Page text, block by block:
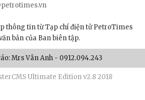
thông tin từ Tạp chí điện tử PetroTimes
bản của Ban biên tập.
Mrs Vân Anh - 0912.094.243
Ultimate Edition v2.8 2018